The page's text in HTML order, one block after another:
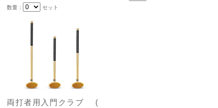
数量： セット
両打者用入門クラブ (